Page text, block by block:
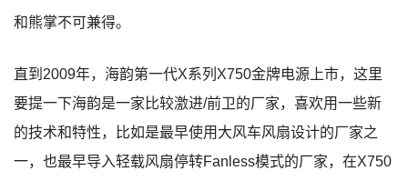
和熊掌不可兼得。
直到2009年，海韵第一代X系列X750金牌电源上市，这里
要提一下海韵是一家比较激进/前卫的厂家，喜欢用一些新
的技术和特性，比如是最早使用大风车风扇设计的厂家之
一，也最早导入轻载风扇停转Fanless模式的厂家，在X750